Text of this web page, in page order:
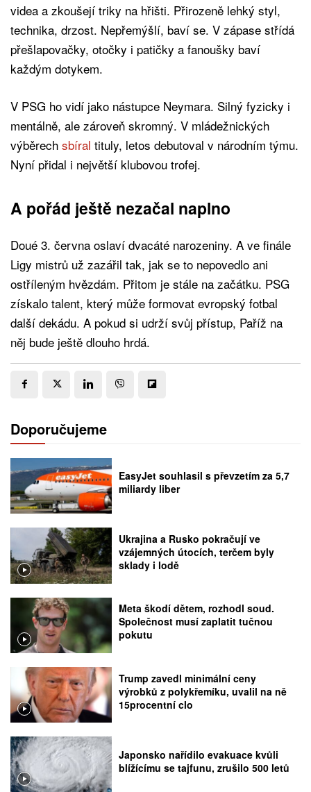
videa a zkoušejí triky na hřišti. Přirozeně lehký styl,
technika, drzost. Nepřemýšlí, baví se. V zápase střídá
přešlapovačky, otočky i patičky a fanoušky baví
každým dotykem.
V PSG ho vidí jako nástupce Neymara. Silný fyzicky i
mentálně, ale zároveň skromný. V mládežnických
výběrech sbíral tituly, letos debutoval v národním týmu.
Nyní přidal i největší klubovou trofej.
A pořád ještě nezačal naplno
Doué 3. června oslaví dvacáté narozeniny. A ve finále
Ligy mistrů už zazářil tak, jak se to nepovedlo ani
ostříleným hvězdám. Přitom je stále na začátku. PSG
získalo talent, který může formovat evropský fotbal
další dekádu. A pokud si udrží svůj přístup, Paříž na
něj bude ještě dlouho hrdá.
Doporučujeme
EasyJet souhlasil s převzetím za 5,7
miliardy liber
Ukrajina a Rusko pokračují ve
vzájemných útocích, terčem byly
sklady i lodě
Meta škodí dětem, rozhodl soud.
Společnost musí zaplatit tučnou
pokutu
Trump zavedl minimální ceny
výrobků z polykřemíku, uvalil na ně
15procentní clo
Japonsko nařídilo evakuace kvůli
blížícímu se tajfunu, zrušilo 500 letů